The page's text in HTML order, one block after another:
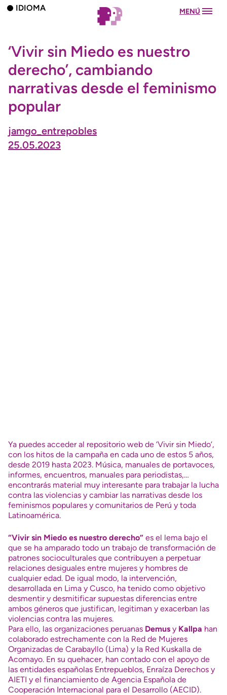
IDIOMA MENÚ
‘Vivir sin Miedo es nuestro
derecho’, cambiando
narrativas desde el feminismo
popular
jamgo_entrepobles
25.05.2023
Ya puedes acceder al repositorio web de ‘Vivir sin Miedo‘,
con los hitos de la campaña en cada uno de estos 5 años,
desde 2019 hasta 2023. Música, manuales de portavoces,
informes, encuentros, manuales para periodistas,…
encontrarás material muy interesante para trabajar la lucha
contra las violencias y cambiar las narrativas desde los
feminismos populares y comunitarios de Perú y toda
Latinoamérica.
“Vivir sin Miedo es nuestro derecho” es el lema bajo el
que se ha amparado todo un trabajo de transformación de
patrones socioculturales que contribuyen a perpetuar
relaciones desiguales entre mujeres y hombres de
cualquier edad. De igual modo, la intervención,
desarrollada en Lima y Cusco, ha tenido como objetivo
desmentir y desmitificar supuestas diferencias entre
ambos géneros que justifican, legitiman y exacerban las
violencias contra las mujeres.
Para ello, las organizaciones peruanas Demus y Kallpa han
colaborado estrechamente con la Red de Mujeres
Organizadas de Carabayllo (Lima) y la Red Kuskalla de
Acomayo. En su quehacer, han contado con el apoyo de
las entidades españolas Entrepueblos, Enraíza Derechos y
AIETI y el financiamiento de Agencia Española de
Cooperación Internacional para el Desarrollo (AECID).